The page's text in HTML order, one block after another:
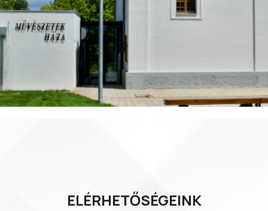
ELÉRHETŐSÉGEINK